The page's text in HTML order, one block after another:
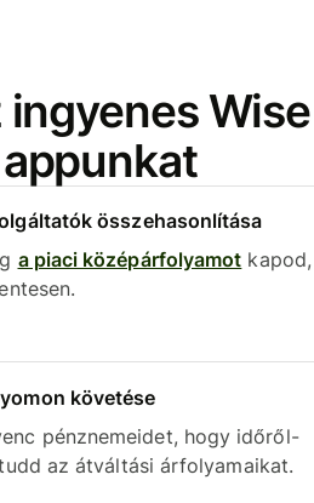
ingyenes Wise
összehasonlítása
a piaci középárfolyamot kapod,
követése
pénznemeidet, hogy időről-
az átváltási árfolyamaikat.